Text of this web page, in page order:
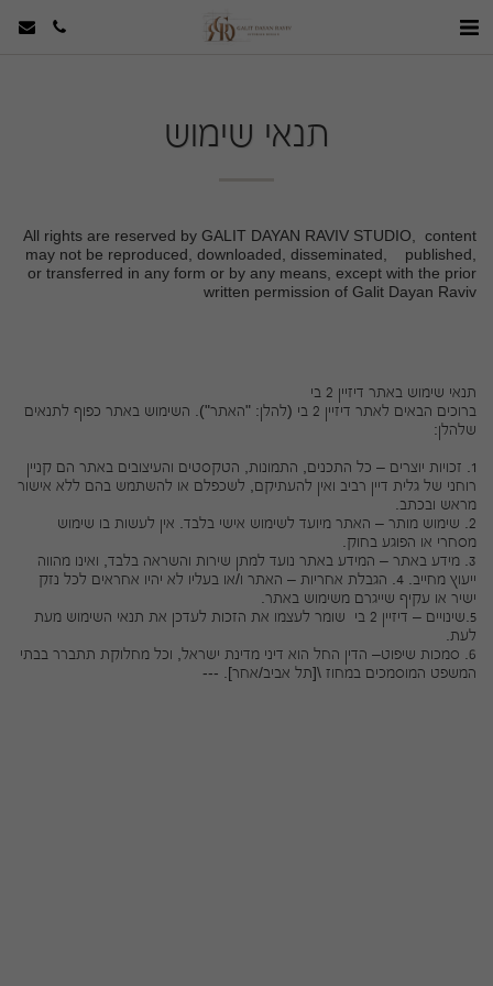
תנאי שימוש
All rights are reserved by GALIT DAYAN RAVIV STUDIO, content
may not be reproduced, downloaded, disseminated, published,
or transferred in any form or by any means, except with the prior
written permission of Galit Dayan Raviv
תנאי שימוש באתר דיזיין 2 בי
ברוכים הבאים לאתר דיזיין 2 בי (להלן: "האתר"). השימוש באתר כפוף לתנאים
שלהלן:
1. זכויות יוצרים – כל התכנים, התמונות, הטקסטים והעיצובים באתר הם קניין
רוחני של גלית דיין רביב ואין להעתיקם, לשכפלם או להשתמש בהם ללא אישור
מראש ובכתב.
2. שימוש מותר – האתר מיועד לשימוש אישי בלבד. אין לעשות בו שימוש
מסחרי או הפוגע בחוק.
3. מידע באתר – המידע באתר נועד למתן שירות והשראה בלבד, ואינו מהווה
ייעוץ מחייב. 4. הגבלת אחריות – האתר ו/או בעליו לא יהיו אחראים לכל נזק
ישיר או עקיף שייגרם משימוש באתר.
5.שינויים – דיזיין 2 בי שומר לעצמו את הזכות לעדכן את תנאי השימוש מעת
לעת.
6. סמכות שיפוט– הדין החל הוא דיני מדינת ישראל, וכל מחלוקת תתברר בבתי
המשפט המוסמכים במחוז \[תל אביב/אחר]. ---